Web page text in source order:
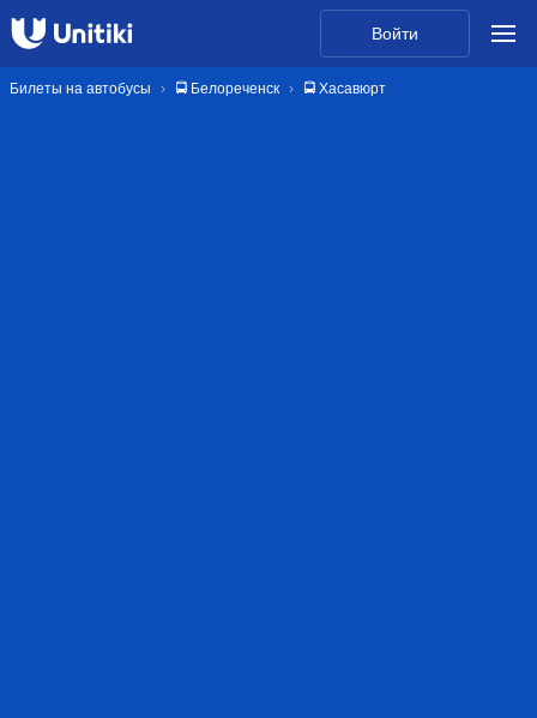
Войти
Билеты на автобусы 🚍 Белореченск 🚍 Хасавюрт